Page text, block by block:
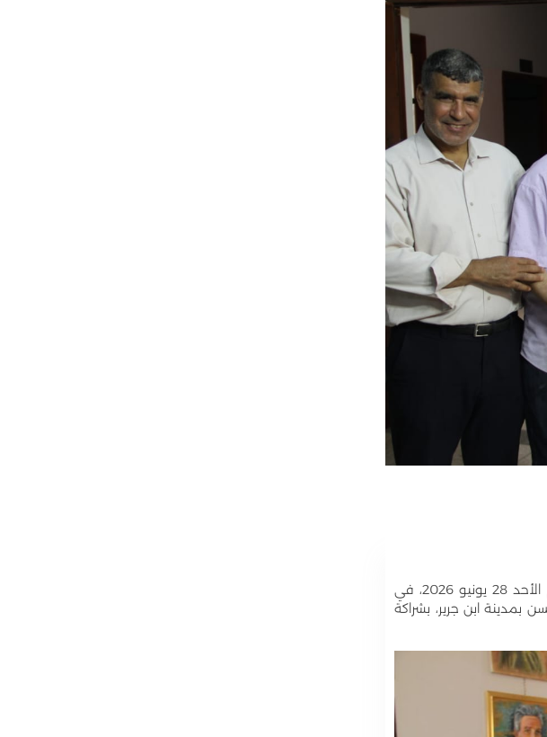
في إطار الاحتفاء باليوم العالمي للبيئة، شاركت ورشة الفن التشكيلي بالمركز الثقافي بسطات، يوم الأحد 28 يونيو 2026، في
بمدينة ابن جرير، بشراكة